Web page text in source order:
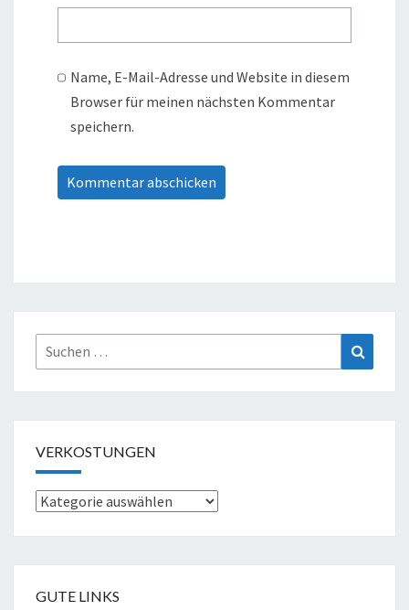
Name, E-Mail-Adresse und Website in diesem
Browser für meinen nächsten Kommentar
speichern.
Suche
nach:
VERKOSTUNGEN
Verkostungen
GUTE LINKS